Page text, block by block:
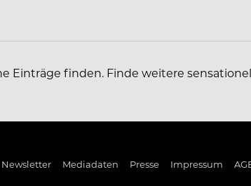
Einträge finden. Finde weitere
Newsletter Mediadaten Presse Impressum